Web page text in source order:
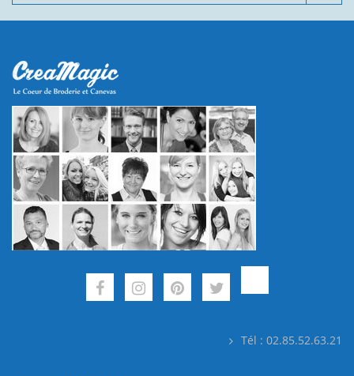
Tél : 02.85.52.63.21